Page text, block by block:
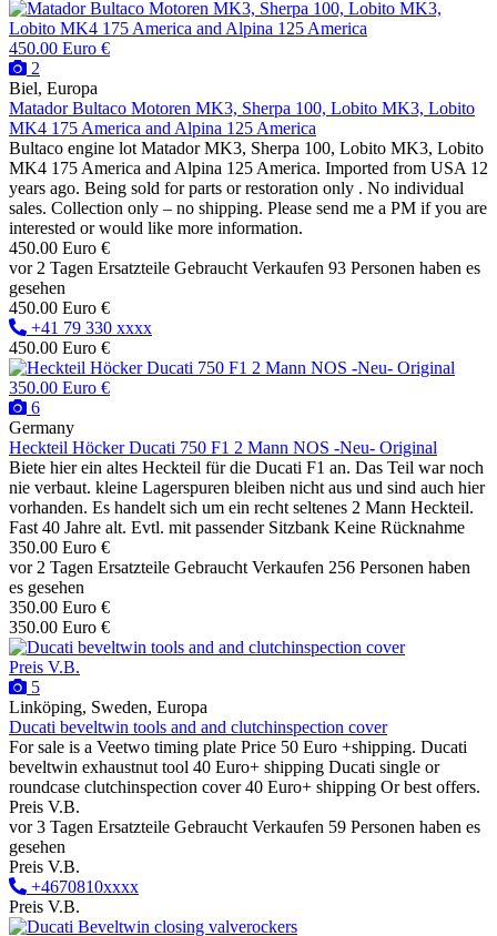
450.00 Euro €
2
Biel, Europa
Matador Bultaco Motoren MK3, Sherpa 100, Lobito MK3, Lobito
MK4 175 America and Alpina 125 America
Bultaco engine lot Matador MK3, Sherpa 100, Lobito MK3, Lobito
MK4 175 America and Alpina 125 America. Imported from USA 12
years ago. Being sold for parts or restoration only . No individual
sales. Collection only – no shipping. Please send me a PM if you are
interested or would like more information.
450.00 Euro €
vor 2 Tagen Ersatzteile Gebraucht Verkaufen 93 Personen haben es
gesehen
450.00 Euro €
+41 79 330 xxxx
450.00 Euro €
350.00 Euro €
6
Germany
Heckteil Höcker Ducati 750 F1 2 Mann NOS -Neu- Original
Biete hier ein altes Heckteil für die Ducati F1 an. Das Teil war noch
nie verbaut. kleine Lagerspuren bleiben nicht aus und sind auch hier
vorhanden. Es handelt sich um ein recht seltenes 2 Mann Heckteil.
Fast 40 Jahre alt. Evtl. mit passender Sitzbank Keine Rücknahme
350.00 Euro €
vor 2 Tagen Ersatzteile Gebraucht Verkaufen 256 Personen haben
es gesehen
350.00 Euro €
350.00 Euro €
Preis V.B.
5
Linköping, Sweden, Europa
Ducati beveltwin tools and and clutchinspection cover
For sale is a Veetwo timing plate Price 50 Euro +shipping. Ducati
beveltwin exhaustnut tool 40 Euro+ shipping Ducati single or
roundcase clutchinspection cover 40 Euro+ shipping Or best offers.
Preis V.B.
vor 3 Tagen Ersatzteile Gebraucht Verkaufen 59 Personen haben es
gesehen
Preis V.B.
+4670810xxxx
Preis V.B.